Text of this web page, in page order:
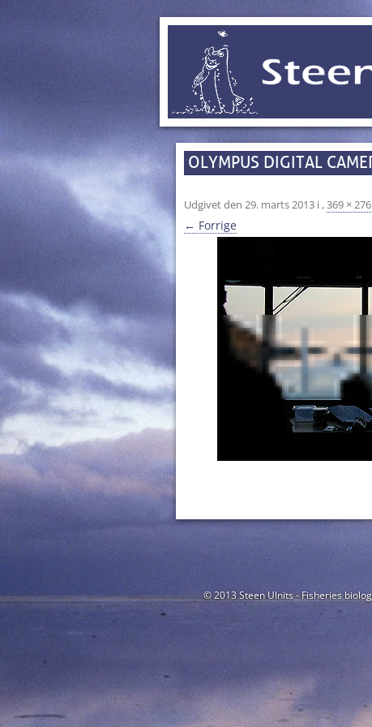
OLYMPUS DIGITAL
Udgivet den 29. marts 2013 i ,369 × 276
← Forrige
© 2013 Steen Ulnits - Fisheries